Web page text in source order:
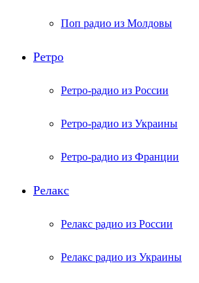
Поп радио из Молдовы
Ретро
Ретро-радио из России
Ретро-радио из Украины
Ретро-радио из Франции
Релакс
Релакс радио из России
Релакс радио из Украины